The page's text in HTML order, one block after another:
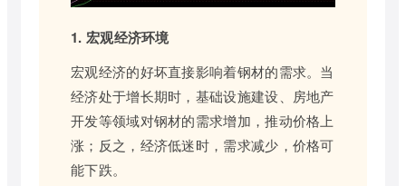
1. 宏观经济环境
宏观经济的好坏直接影响着钢材的需求。当
经济处于增长期时，基础设施建设、房地产
开发等领域对钢材的需求增加，推动价格上
涨；反之，经济低迷时，需求减少，价格可
能下跌。